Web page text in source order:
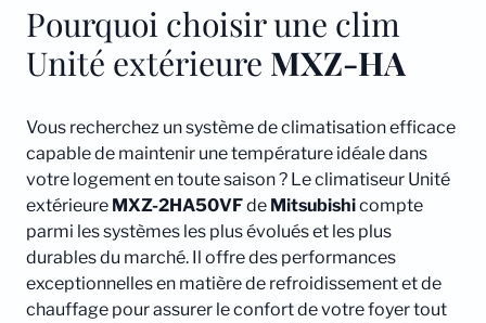
Pourquoi choisir une clim
Unité extérieure MXZ-HA
Vous recherchez un système de climatisation efficace
capable de maintenir une température idéale dans
votre logement en toute saison ? Le climatiseur Unité
extérieure MXZ-2HA50VFde Mitsubishicompte
parmi les systèmes les plus évolués et les plus
durables du marché. Il offre des performances
exceptionnelles en matière de refroidissement et de
chauffage pour assurer le confort de votre foyer tout